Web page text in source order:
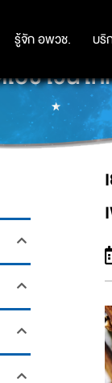
รู้จัก อพวช. บริ
รู้จัก อพวช. บริ
อซ์ไวน์ใ